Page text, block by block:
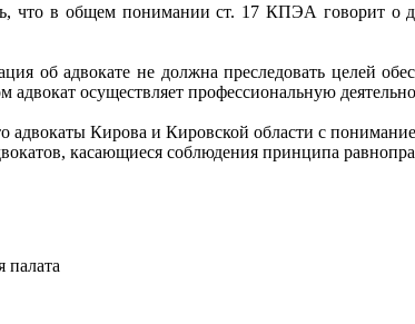
что в общем понимании ст. 17 КПЭА говорит о
об адвокате не должна преследовать целей
адвокат осуществляет профессиональную
Кирова и Кировской области с
касающиеся соблюдения принципа